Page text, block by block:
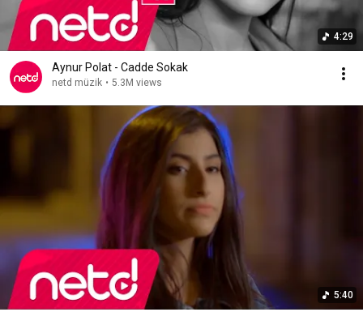
4:29
Aynur Polat - Cadde Sokak
netd müzik • 5.3M views
5:40